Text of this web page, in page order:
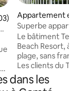
moyenne sur la
Appartement en
Destin
Superbe
avec vue sur le
plage
Le bâtiment
Beach Resort, à 5
plage, sans
Les clients du
plage et des
complexe hôtelier
dans les